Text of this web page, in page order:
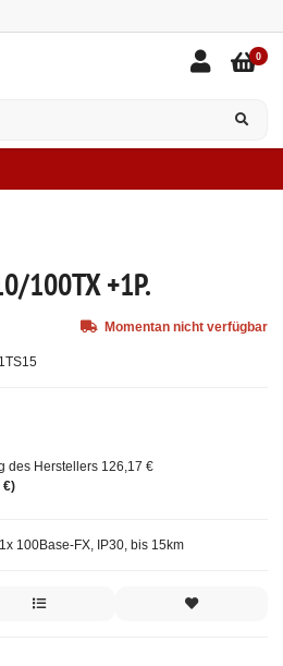
0
100TX +1P.
100Base-FX, IP30, bis 15km
des Herstellers 126,17 €
€)
Momentan nicht verfügbar